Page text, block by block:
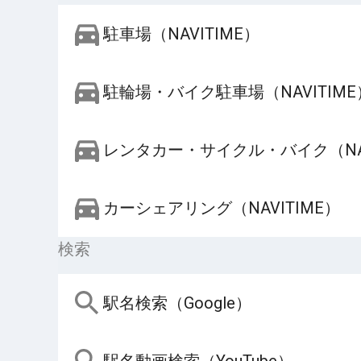
駐車場（NAVITIME）
駐輪場・バイク駐車場（NAVITIME
レンタカー・サイクル・バイク（
カーシェアリング（NAVITIME）
検索
駅名検索（Google）